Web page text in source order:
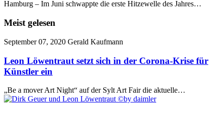
Hamburg – Im Juni schwappte die erste Hitzewelle des Jahres…
Meist gelesen
September 07, 2020 Gerald Kaufmann
Leon Löwentraut setzt sich in der Corona-Krise für
Künstler ein
„Be a mover Art Night“ auf der Sylt Art Fair die aktuelle…